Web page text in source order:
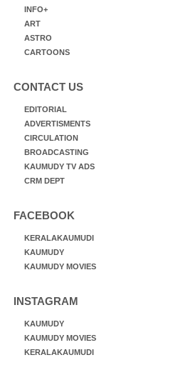
INFO+
ART
ASTRO
CARTOONS
CONTACT US
EDITORIAL
ADVERTISMENTS
CIRCULATION
BROADCASTING
KAUMUDY TV ADS
CRM DEPT
FACEBOOK
KERALAKAUMUDI
KAUMUDY
KAUMUDY MOVIES
INSTAGRAM
KAUMUDY
KAUMUDY MOVIES
KERALAKAUMUDI